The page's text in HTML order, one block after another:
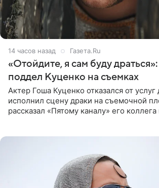
14 часов назад Газета.Ru
«Отойдите, я сам буду
поддел Куценко на съемках
Актер Гоша Куценко отказался от
исполнил сцену драки на съемочной
рассказал «Пятому каналу» его